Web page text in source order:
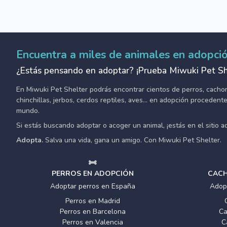
Encuentra a miles de animales en
¿Estás pensando en adoptar? ¡Prueba Miwuki Pet
En Miwuki Pet Shelter podrás encontrar cientos de perros,
chinchillas, jerbos, cerdos reptiles, aves... en adopción
mundo.
Si estás buscando adoptar o acoger un animal, ¡estás en el sitio
Adopta. Salva una vida, gana un amigo. Con Miwuki Pet Shelter.
PERROS EN ADOPCIÓN
Adoptar perros en España
Perros en Madrid
Perros en Barcelona
Perros en Valencia